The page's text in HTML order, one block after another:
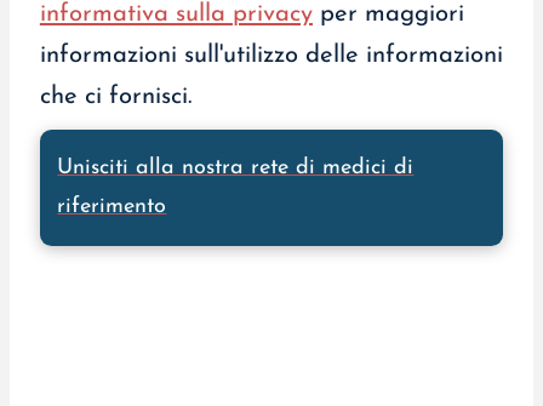
informativa sulla privacyper maggiori
informazioni sull'utilizzo delle informazioni
che ci fornisci.
Unisciti alla nostra rete di medici di
riferimento